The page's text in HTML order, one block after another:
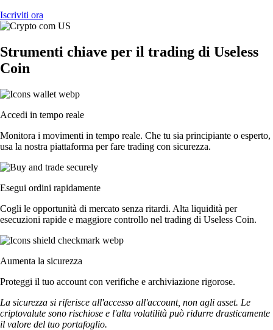
Iscriviti ora
Strumenti chiave per il trading di Useless
Coin
Accedi in tempo reale
Monitora i movimenti in tempo reale. Che tu sia principiante o esperto,
usa la nostra piattaforma per fare trading con sicurezza.
Esegui ordini rapidamente
Cogli le opportunità di mercato senza ritardi. Alta liquidità per
esecuzioni rapide e maggiore controllo nel trading di Useless Coin.
Aumenta la sicurezza
Proteggi il tuo account con verifiche e archiviazione rigorose.
La sicurezza si riferisce all'accesso all'account, non agli asset. Le
criptovalute sono rischiose e l'alta volatilità può ridurre drasticamente
il valore del tuo portafoglio.